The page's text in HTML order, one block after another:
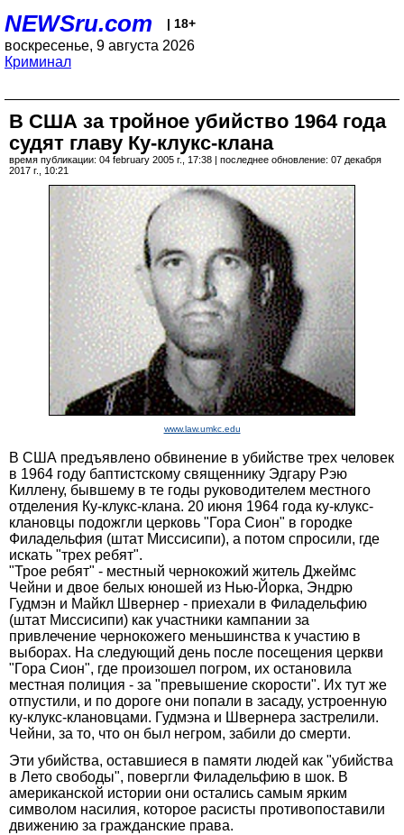
NEWSru.com | 18+
воскресенье, 9 августа 2026
Криминал
В США за тройное убийство 1964 года
судят главу Ку-клукс-клана
время публикации: 04 february 2005 г., 17:38 | последнее обновление: 07 декабря
2017 г., 10:21
www.law.umkc.edu
В США предъявлено обвинение в убийстве трех человек
в 1964 году баптистскому священнику Эдгару Рэю
Киллену, бывшему в те годы руководителем местного
отделения Ку-клукс-клана. 20 июня 1964 года ку-клукс-
клановцы подожгли церковь "Гора Сион" в городке
Филадельфия (штат Миссисипи), а потом спросили, где
искать "трех ребят".
"Трое ребят" - местный чернокожий житель Джеймс
Чейни и двое белых юношей из Нью-Йорка, Эндрю
Гудмэн и Майкл Швернер - приехали в Филадельфию
(штат Миссисипи) как участники кампании за
привлечение чернокожего меньшинства к участию в
выборах. На следующий день после посещения церкви
"Гора Сион", где произошел погром, их остановила
местная полиция - за "превышение скорости". Их тут же
отпустили, и по дороге они попали в засаду, устроенную
ку-клукс-клановцами. Гудмэна и Швернера застрелили.
Чейни, за то, что он был негром, забили до смерти.
Эти убийства, оставшиеся в памяти людей как "убийства
в Лето свободы", повергли Филадельфию в шок. В
американской истории они остались самым ярким
символом насилия, которое расисты противопоставили
движению за гражданские права.